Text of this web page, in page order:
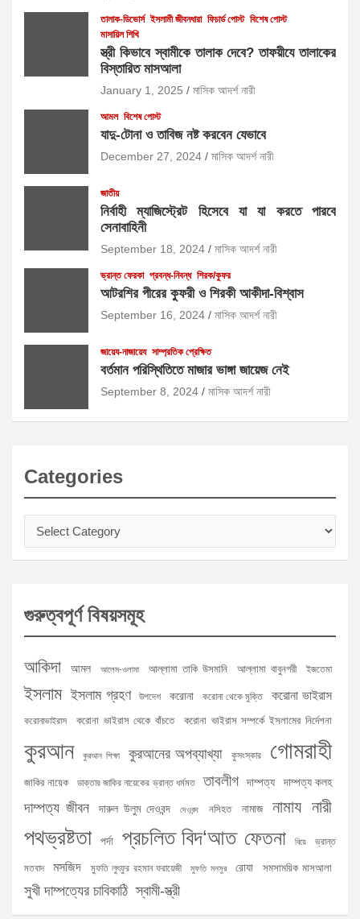
তালাক-ডিভোর্স ইসলামী জীবনধারা ফিচার্ড পোস্ট বিশেষ পোস্ট
মাসায়িল শিখি
স্ত্রী কিভাবে স্বামীকে তালাক দেবে? তাফয়ীযে তালাকের
বিস্তারিত মাসআলা
January 1, 2025 মাসিক আদর্শ নারী
আমল বিশেষ পোস্ট
যাদু-টোনা ও তাবিজ নষ্ট করবেন যেভাবে
December 27, 2024 মাসিক আদর্শ নারী
জাতীয়
নির্বাহী ম্যাজিস্ট্রেট হিসেবে যা যা করতে পারবে
সেনাবাহিনী
September 18, 2024 মাসিক আদর্শ নারী
ভ্রান্ত ফেরকা প্রবন্ধ-নিবন্ধ শিরক/কুফর
আটরশির পীরের কুফরী ও শিরকী আকীদা-বিশ্বাস
September 16, 2024 মাসিক আদর্শ নারী
জায়েয-নাজায়েয সাম্প্রতিক প্রেক্ষিত
বর্তমান পরিস্থিতিতে মাজার ভাঙ্গা জায়েজ নেই
September 8, 2024 মাসিক আদর্শ নারী
Categories
Categories
গুরুত্বপূর্ণ বিষয়সমূহ
আকিদা আমল আলেম-ওলামা আল্লামা তাকি উসমানি আল্লামা বাবুনগরী ইজতেমা
ইসলাম ইসলাম গ্রহণ উপদেশ করোনা করোনা থেকে মুক্তি করোনা ভাইরাস
করোনাভাইরাস করোনা ভাইরাস থেকে বাঁচতে করোনা ভাইরাস সম্পর্কে ইসলামের নির্দেশনা
কুরআন কুরআন শিক্ষা কুরআনের অপব্যাখ্যা কুসংস্কার গোমরাহী
জাকির নায়েক ডাক্তার জাকির নায়েকের ভ্রান্ত ধর্মমত তাবলীগ দাম্পত্য দাম্পত্য কলহ
দাম্পত্য জীবন দারুল উলুম দেওবন্দ দেওবন্দ নসিহত নামাজ নামায নারী
পথভ্রষ্টতা পর্দা প্রচলিত বিদ‘আত ফেতনা বিয়ে ভ্রান্ত
মতবাদ মসজিদ মুফতি লুৎফুর রহমান ফরায়েজী মুফতি মনসুর রোযা সমসাময়িক মাসআলা
সুখী দাম্পত্যের চাবিকাঠি স্বামী-স্ত্রী